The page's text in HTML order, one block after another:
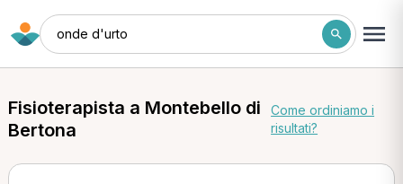
onde d'urto
Fisioterapista a Montebello di
Bertona
Come ordiniamo i
risultati?